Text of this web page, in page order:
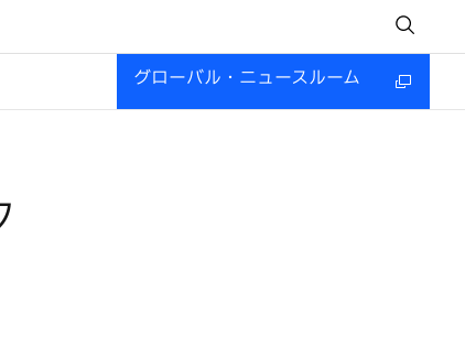
グローバル・ニュースルーム